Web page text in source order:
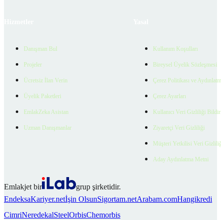
Danışman Bul
Projeler
Ücretsiz İlan Verin
Üyelik Paketleri
EmlakZeka Asistan
Uzman Danışmanlar
Kullanım Koşulları
Bireysel Üyelik Sözleşmesi
Çerez Politikası ve
Çerez Ayarları
Kullanıcı Veri Gizliliği
Ziyaretçi Veri Gizliliği
Müşteri Yetkilisi Veri
Aday Aydınlatma Metni
Emlakjet bir
grup şirketidir.
EndeksaKariyer.netİşin OlsunSigortam.netArabam.comHangikredi
CimriNeredekalSteelOrbisChemorbis